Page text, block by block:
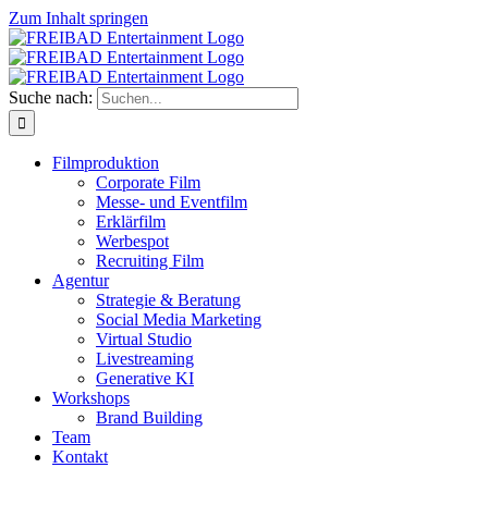
Zum Inhalt springen
Suche nach:
Filmproduktion
Corporate Film
Messe- und Eventfilm
Erklärfilm
Werbespot
Recruiting Film
Agentur
Strategie & Beratung
Social Media Marketing
Virtual Studio
Livestreaming
Generative KI
Workshops
Brand Building
Team
Kontakt